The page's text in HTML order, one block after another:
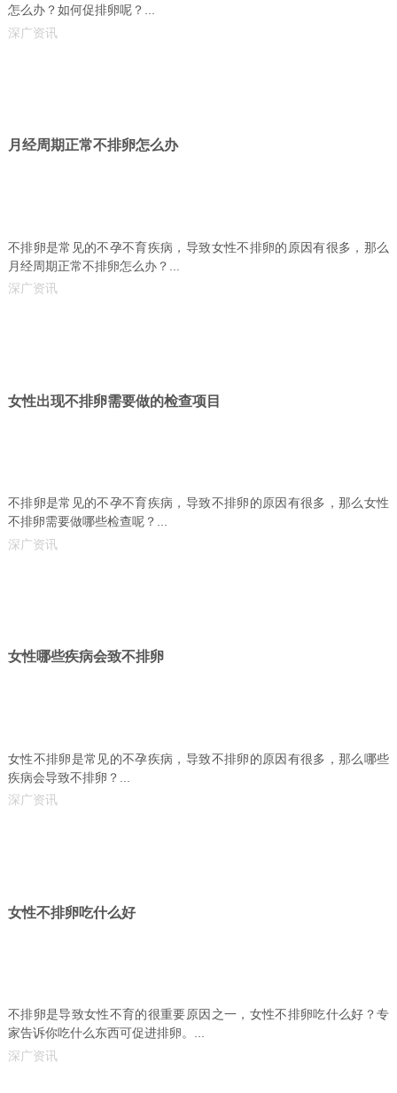
怎么办？如何促排卵呢？...
深广资讯
月经周期正常不排卵怎么办
不排卵是常见的不孕不育疾病，导致女性不排卵的原因有很多，那么
月经周期正常不排卵怎么办？...
深广资讯
女性出现不排卵需要做的检查项目
不排卵是常见的不孕不育疾病，导致不排卵的原因有很多，那么女性
不排卵需要做哪些检查呢？...
深广资讯
女性哪些疾病会致不排卵
女性不排卵是常见的不孕疾病，导致不排卵的原因有很多，那么哪些
疾病会导致不排卵？...
深广资讯
女性不排卵吃什么好
不排卵是导致女性不育的很重要原因之一，女性不排卵吃什么好？专
家告诉你吃什么东西可促进排卵。...
深广资讯